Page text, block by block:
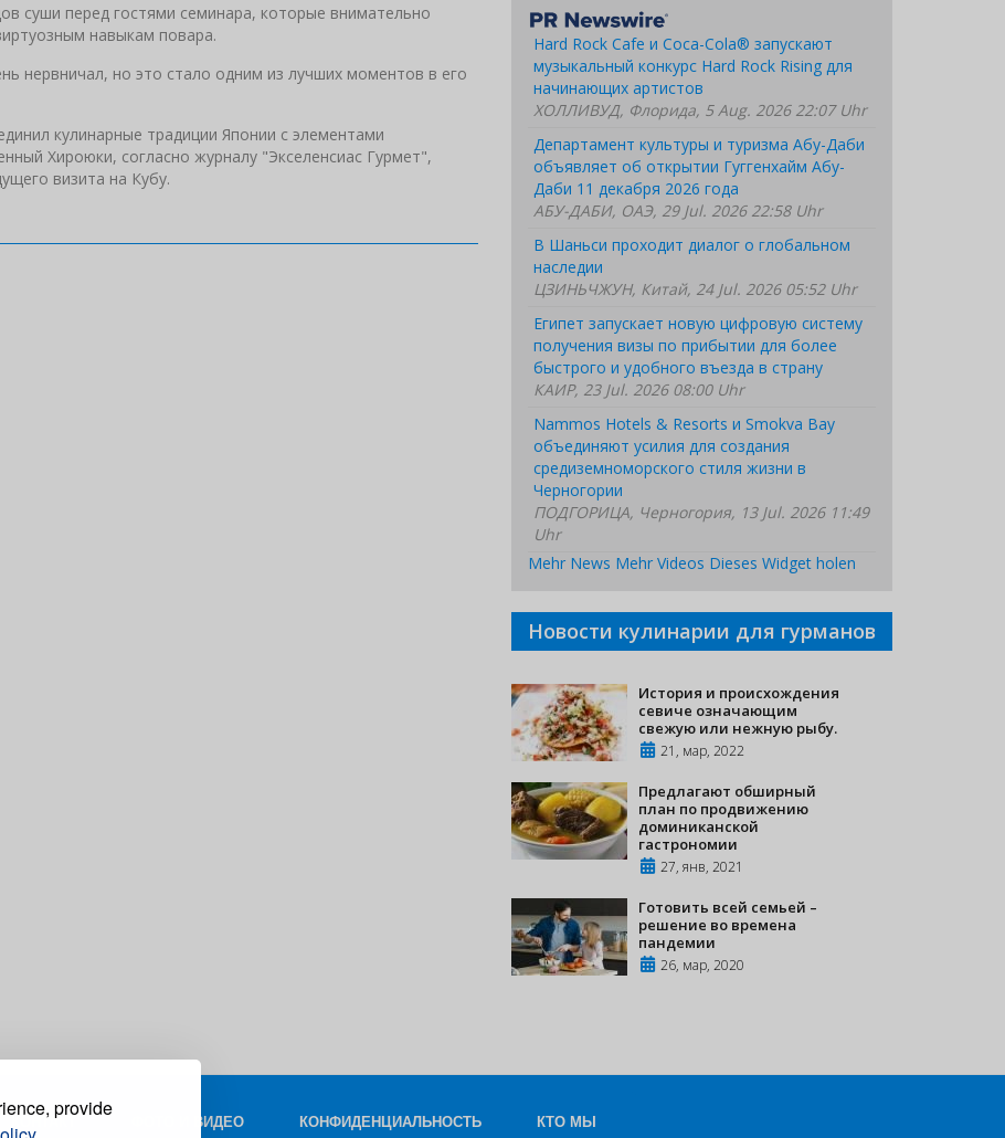
provide
суши перед гостями семинара, которые внимательно
навыкам повара.
нервничал, но это стало одним из лучших моментов в его
кулинарные традиции Японии с элементами
Хироюки, согласно журналу "Экселенсиас Гурмет",
визита на Кубу.
Hard Rock Cafe и Coca-Cola® запускают
музыкальный конкурс Hard Rock Rising для
начинающих артистов
ХОЛЛИВУД, Флорида, 5 Aug. 2026 22:07 Uhr
Департамент культуры и туризма Абу-Даби
объявляет об открытии Гуггенхайм Абу-
Даби 11 декабря 2026 года
АБУ-ДАБИ, ОАЭ, 29 Jul. 2026 22:58 Uhr
В Шаньси проходит диалог о глобальном
наследии
ЦЗИНЬЧЖУН, Китай, 24 Jul. 2026 05:52 Uhr
Египет запускает новую цифровую систему
получения визы по прибытии для более
быстрого и удобного въезда в страну
КАИР, 23 Jul. 2026 08:00 Uhr
Nammos Hotels & Resorts и Smokva Bay
объединяют усилия для создания
средиземноморского стиля жизни в
Черногории
ПОДГОРИЦА, Черногория, 13 Jul. 2026 11:49
Uhr
Mehr News Mehr Videos Dieses Widget holen
Новости кулинарии для гурманов
История и происхождения
севиче означающим
свежую или нежную рыбу.
21, мар, 2022
Предлагают обширный
план по продвижению
доминиканской
гастрономии
27, янв, 2021
Готовить всей семьей –
решение во времена
пандемии
26, мар, 2020
КОНТАКТ ФОТО И ВИДЕО КОНФИДЕНЦИАЛЬНОСТЬ КТО МЫ